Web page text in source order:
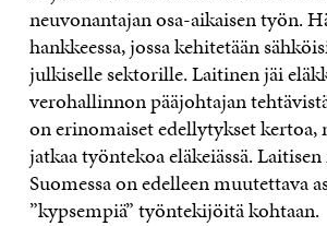
neuvonantajan osa-aikaisen työn.
hankkeessa, jossa kehitetään
julkiselle sektorille. Laitinen jäi
verohallinnon pääjohtajan
on erinomaiset edellytykset
jatkaa työntekoa eläkeiässä.
Suomessa on edelleen muutettava
”kypsempiä” työntekijöitä kohtaan.